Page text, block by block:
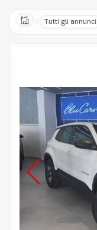
HomeTutti gli annunci